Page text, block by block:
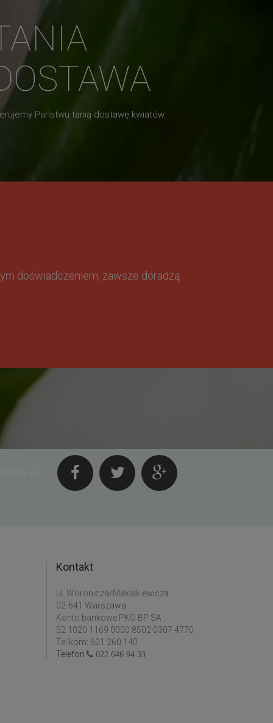
Państwu tanią dostawę kwiatów
doświadczeniem, zawsze doradzą
Kontakt
ul. Woronicza/Maklakiewicza
02-641 Warszawa
Konto bankowe PKO BP SA :
52 1020 1169 0000 8502 0307 4770
Tel kom: 601 260 140
Telefon
022 646 94 33